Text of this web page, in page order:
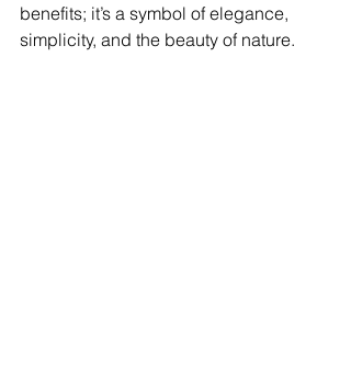
benefits; it’s a symbol of elegance,
simplicity, and the beauty of nature.